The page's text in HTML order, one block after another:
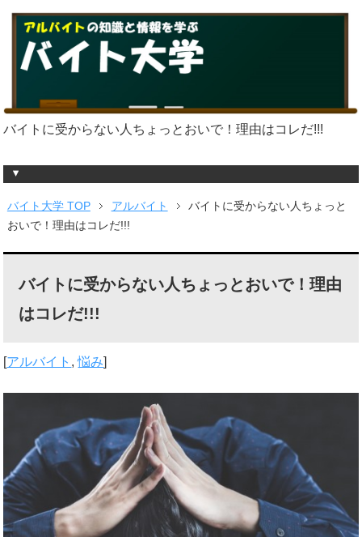
バイトに受からない人ちょっとおいで！理由はコレだ!!!
バイト大学 TOP アルバイト
バイトに受からない人ちょっと
おいで！理由はコレだ!!!
バイトに受からない人ちょっとおいで！理由
はコレだ!!!
[アルバイト ,悩み]